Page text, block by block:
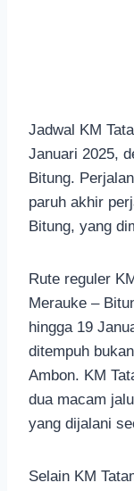
Jadwal KM
Januari 2025,
Bitung.
paruh akhir
Bitung, yang
Rute reguler
Merauke –
hingga 19
ditempuh
Ambon. KM
dua macam
yang dijalani
Selain KM